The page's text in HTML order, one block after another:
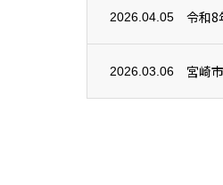
2026.04.05 令和8
2026.03.06 宮崎